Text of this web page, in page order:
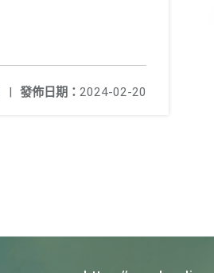
發佈日期： 2024-02-20
|